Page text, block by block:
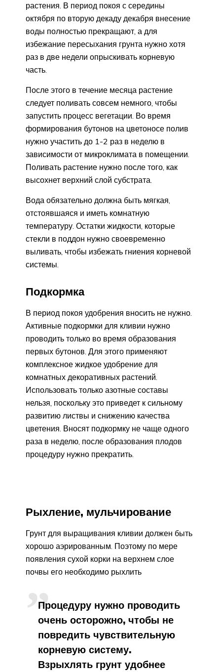
растения. В период покоя с середины
октября по вторую декаду декабря внесение
воды полностью прекращают, а для
избежание пересыхания грунта нужно хотя
раз в две недели опрыскивать корневую
часть.
После этого в течение месяца растение
следует поливать совсем немного, чтобы
запустить процесс вегетации. Во время
формирования бутонов на цветоносе полив
нужно участить до 1-2 раз в неделю в
зависимости от микроклимата в помещении.
Поливать растение нужно после того, как
высохнет верхний слой субстрата.
Вода обязательно должна быть мягкая,
отстоявшаяся и иметь комнатную
температуру. Остатки жидкости, которые
стекли в поддон нужно своевременно
выливать, чтобы избежать гниения корневой
системы.
Подкормка
В период покоя удобрения вносить не нужно.
Активные подкормки для кливии нужно
проводить только во время образования
первых бутонов. Для этого применяют
комплексное жидкое удобрение для
комнатных декоративных растений.
Использовать только азотные составы
нельзя, поскольку это приведет к сильному
развитию листвы и снижению качества
цветения. Вносят подкормку не чаще одного
раза в неделю, после образования плодов
процедуру нужно прекратить.
Рыхление, мульчирование
Грунт для выращивания кливии должен быть
хорошо аэрированным. Поэтому по мере
появления сухой корки на верхнем слое
почвы его необходимо рыхлить
Процедуру нужно проводить
очень осторожно, чтобы не
повредить чувствительную
корневую систему.
Взрыхлять грунт удобнее